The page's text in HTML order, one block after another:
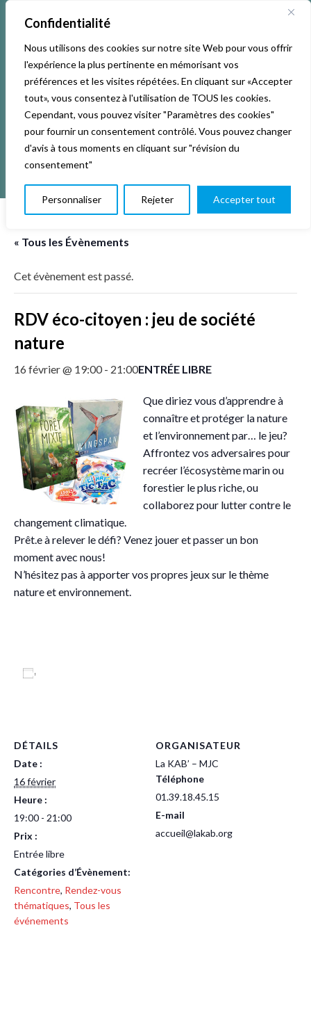
Confidentialité
Nous utilisons des cookies sur notre site Web pour vous offrir
l'expérience la plus pertinente en mémorisant vos
préférences et les visites répétées. En cliquant sur «Accepter
tout», vous consentez à l'utilisation de TOUS les cookies.
Cependant, vous pouvez visiter "Paramètres des cookies"
pour fournir un consentement contrôlé. Vous pouvez changer
d'avis à tous moments en cliquant sur "révision du
consentement"
Personnaliser Rejeter Accepter tout
« Tous les Évènements
Cet évènement est passé.
RDV éco-citoyen : jeu de société
nature
16 février @ 19:00- 21:00ENTRÉE LIBRE
Que diriez vous d’apprendre à
connaître et protéger la nature
et l’environnement par… le jeu?
Affrontez vos adversaires pour
recréer l’écosystème marin ou
forestier le plus riche, ou
collaborez pour lutter contre le
changement climatique.
Prêt.e à relever le défi? Venez jouer et passer un bon
moment avec nous!
N’hésitez pas à apporter vos propres jeux sur le thème
nature et environnement.
DÉTAILS
Date :
16 février
Heure :
19:00 - 21:00
Prix :
Entrée libre
Catégories d’Évènement:
Rencontre, Rendez-vous
thématiques, Tous les
événements
ORGANISATEUR
La KAB’ – MJC
Téléphone
01.39.18.45.15
E-mail
accueil@lakab.org